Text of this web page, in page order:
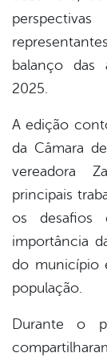
balanço das
2025.
A edição
da Câmara
vereadora
principais
os desafios
importância
do município
população.
Durante o